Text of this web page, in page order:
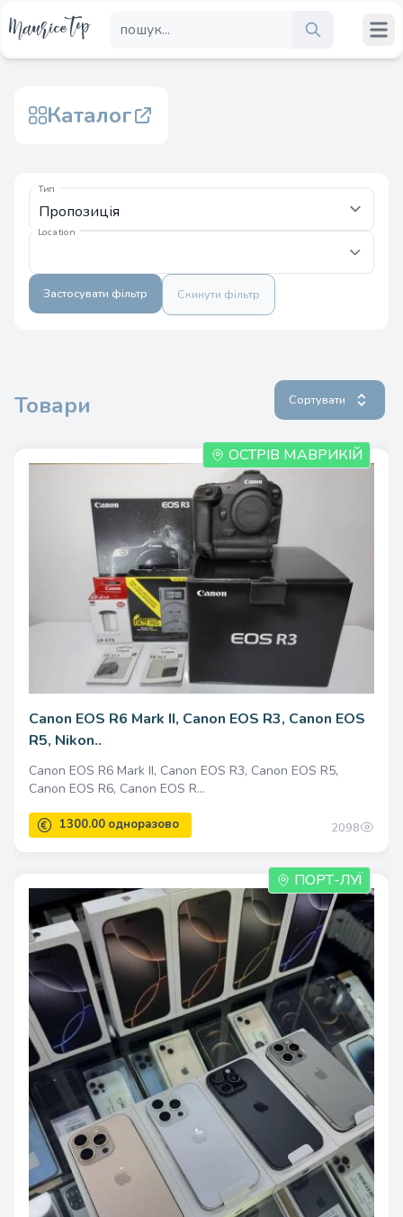
Каталог
Тип
Location
Застосувати фільтр Скинути фільтр
Товари Сортувати
ОСТРІВ МАВРИКІЙ
Canon EOS R6 Mark II, Canon EOS R3, Canon EOS
R5, Nikon..
Canon EOS R6 Mark II, Canon EOS R3, Canon EOS R5,
Canon EOS R6, Canon EOS R...
1300.00 одноразово
2098
ПОРТ-ЛУЇ